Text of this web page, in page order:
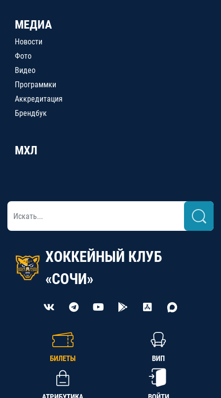
МЕДИА
Новости
Фото
Видео
Программки
Аккредитация
Брендбук
МХЛ
ХОККЕЙНЫЙ КЛУБ
«СОЧИ»
БИЛЕТЫ ВИП